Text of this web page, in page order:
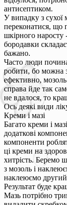
антисептиком.
У випадку з сухої
переконатися, що
шкірного наросту
бородавки
бажано.
Часто люди
робити, бо можна
ефективно,
справа йде так
не вдалося, то
Ось деякі види
Креми і мазі
Багато креми і
додаткові
компоненти
ці креми на
хитрість. Беремо
з мозоль і
наклеюємо другий
Результат буде
Мазь потрібно